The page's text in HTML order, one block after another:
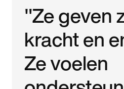
"Ze geven
kracht en
Ze voelen